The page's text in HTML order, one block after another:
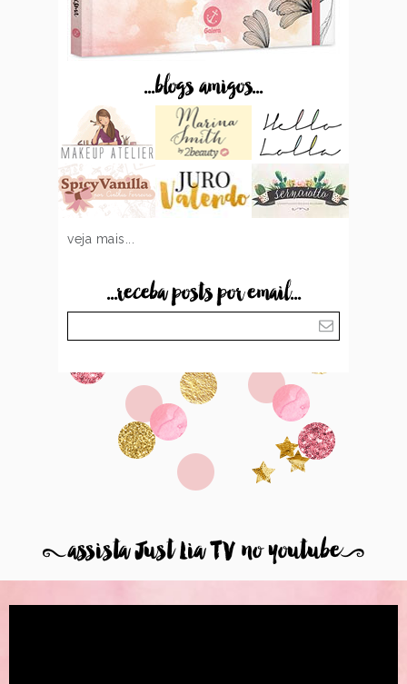
...blogs amigos...
veja mais...
...receba posts por email...
8assista Just Lia TV no youtube9